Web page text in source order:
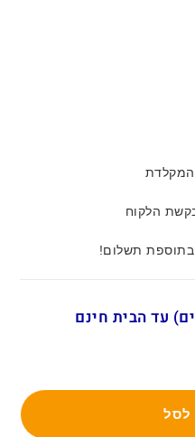
המקלדת
הלקוח
תשלום!
5 ימי עסקים) עד הבית חינם
לסל